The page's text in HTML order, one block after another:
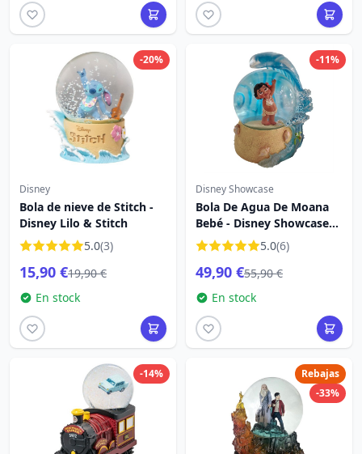
-20%
Disney
Bola de nieve de Stitch -
Disney Lilo & Stitch
5.0(3)
15,90 €19,90 €
En stock
-11%
Disney Showcase
Bola De Agua De Moana
Bebé - Disney Showcase
Moana
5.0(6)
49,90 €55,90 €
En stock
-14%
Rebajas
-33%